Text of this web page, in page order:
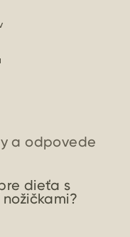
a odpovede
dieťa s